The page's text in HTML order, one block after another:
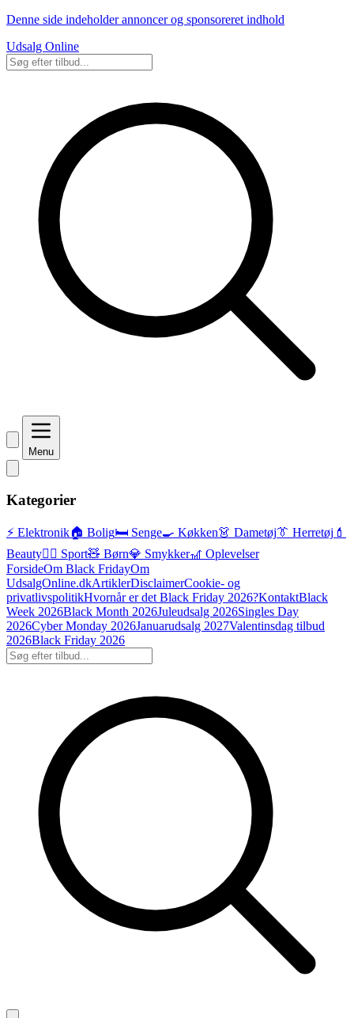
Denne side indeholder annoncer og sponsoreret indhold
Udsalg Online
Menu
Kategorier
⚡ Elektronik🏠 Bolig🛏️ Senge🍳 Køkken👗 Dametøj👔 Herretøj 💄
Beauty🏃‍♂️ Sport🧸 Børn💎 Smykker🎢 Oplevelser
ForsideOm Black FridayOm
UdsalgOnline.dkArtiklerDisclaimerCookie- og
privatlivspolitikHvornår er det Black Friday 2026?KontaktBlack
Week 2026Black Month 2026Juleudsalg 2026Singles Day
2026Cyber Monday 2026Januarudsalg 2027Valentinsdag tilbud
2026Black Friday 2026